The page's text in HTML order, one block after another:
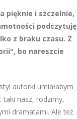
pięknie i szczelnie,
podczytuję
z braku czasu. Z
bo nareszcie
autorki umiałabym
taki nasz, rodzimy,
dramatami. Ale też